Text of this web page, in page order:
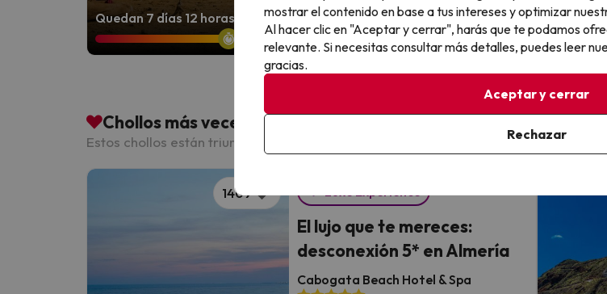
Quedan 7 días 12 horas 7 noches desde
799€ /pers.
Quedan
Ver todos los Chollos en los
Chollos más veces guardados como favorito
Estos chollos están triunfando entre nuestros clientes
1409
El lujo que te mereces:
desconexión 5* en Almería
Cabogata Beach Hotel & Spa
mostrar el contenido en base a tus intereses y optimizar
Al hacer clic en "Aceptar y cerrar", harás que te podamos
relevante. Si necesitas consultar más detalles, puedes leer
gracias.
Aceptar y cerrar
Rechazar